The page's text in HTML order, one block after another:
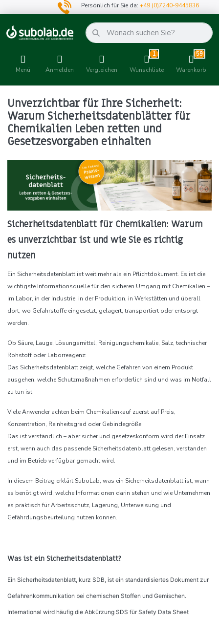
Persönlich für Sie da:+49 (0)7240-9445836
Menü Anmelden Vergleichen
1
Wunschliste
59
Warenkorb
Unverzichtbar für Ihre Sicherheit:
Warum Sicherheitsdatenblätter für
Chemikalien Leben retten und
Gesetzesvorgaben einhalten
Sicherheitsdatenblatt für Chemikalien: Warum
es unverzichtbar ist und wie Sie es richtig
nutzen
Ein Sicherheitsdatenblatt ist weit mehr als ein Pflichtdokument. Es ist die
wichtigste Informationsquelle für den sicheren Umgang mit Chemikalien –
im Labor, in der Industrie, in der Produktion, in Werkstätten und überall
dort, wo Gefahrstoffe eingesetzt, gelagert, transportiert oder entsorgt
werden.
Ob Säure, Lauge, Lösungsmittel, Reinigungschemikalie, Salz, technischer
Rohstoff oder Laborreagenz:
Das Sicherheitsdatenblatt zeigt, welche Gefahren von einem Produkt
ausgehen, welche Schutzmaßnahmen erforderlich sind und was im Notfall
zu tun ist.
Viele Anwender achten beim Chemikalienkauf zuerst auf Preis,
Konzentration, Reinheitsgrad oder Gebindegröße.
Das ist verständlich – aber sicher und gesetzeskonform wird der Einsatz
erst, wenn auch das passende Sicherheitsdatenblatt gelesen, verstanden
und im Betrieb verfügbar gemacht wird.
In diesem Beitrag erklärt SuboLab, was ein Sicherheitsdatenblatt ist, wann
es benötigt wird, welche Informationen darin stehen und wie Unternehmen
es praktisch für Arbeitsschutz, Lagerung, Unterweisung und
Gefährdungsbeurteilung nutzen können.
Was ist ein Sicherheitsdatenblatt?
Ein Sicherheitsdatenblatt, kurz SDB, ist ein standardisiertes Dokument zur
Gefahrenkommunikation bei chemischen Stoffen und Gemischen.
International wird häufig die Abkürzung SDS für Safety Data Sheet